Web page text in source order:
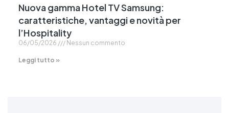
Nuova gamma Hotel TV Samsung:
caratteristiche, vantaggi e novità per
l’Hospitality
06/05/2026 Nessun commento
Leggi tutto »